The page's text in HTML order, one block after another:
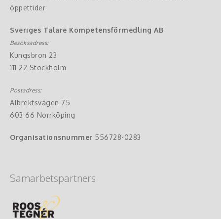
öppettider
Sveriges Talare Kompetensförmedling AB
Besöksadress:
Kungsbron 23
111 22 Stockholm
Postadress:
Albrektsvägen 75
603 66 Norrköping
Organisationsnummer 556728-0283
Samarbetspartners